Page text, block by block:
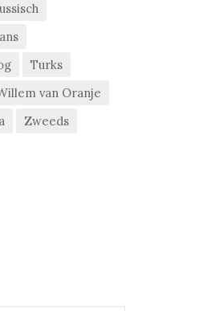
Turks
van Oranje
Zweeds